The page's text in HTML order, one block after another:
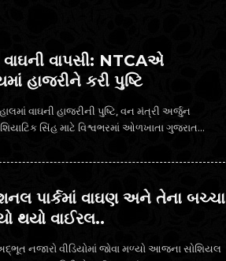
વાઘની વાપસી: NTCAએ
હાજરીને કરી પુષ્ટિ
વાઘની હાજરીની પુષ્ટિ, વન મંત્રી અર્જુન
નિવેદન ગીરના એશિયાટિક સિંહ માટે વિશ્વભરમાં ઓળખાતા ગુજરાત...
પાર્કમાં વાઘણ અને તેના બચ્ચા
થયો વાઈરલ..
નજારો વીડિયોમાં જોવા મળ્યો આજના સોશિયલ